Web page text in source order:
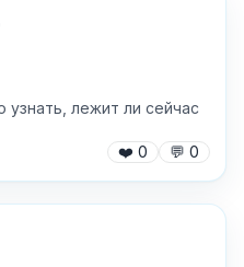
на email
лежит ли сейчас
❤️ 0 💬 0